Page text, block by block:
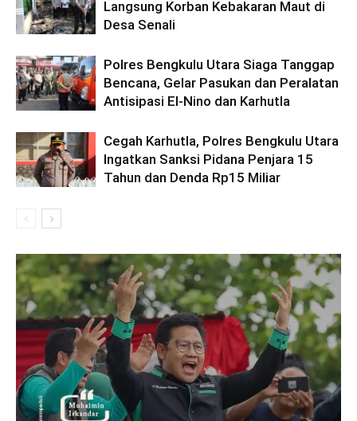
Langsung Korban Kebakaran Maut di
Desa Senali
Polres Bengkulu Utara Siaga Tanggap
Bencana, Gelar Pasukan dan Peralatan
Antisipasi El-Nino dan Karhutla
Cegah Karhutla, Polres Bengkulu Utara
Ingatkan Sanksi Pidana Penjara 15
Tahun dan Denda Rp15 Miliar